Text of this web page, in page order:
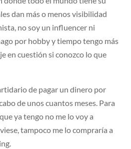
dan más o menos visibilidad
no soy un influencer ni
por hobby y tiempo tengo más
en cuestión si conozco lo que
de pagar un dinero por
de unos cuantos meses. Para
ya tengo no me lo voy a
tampoco me lo compraría a